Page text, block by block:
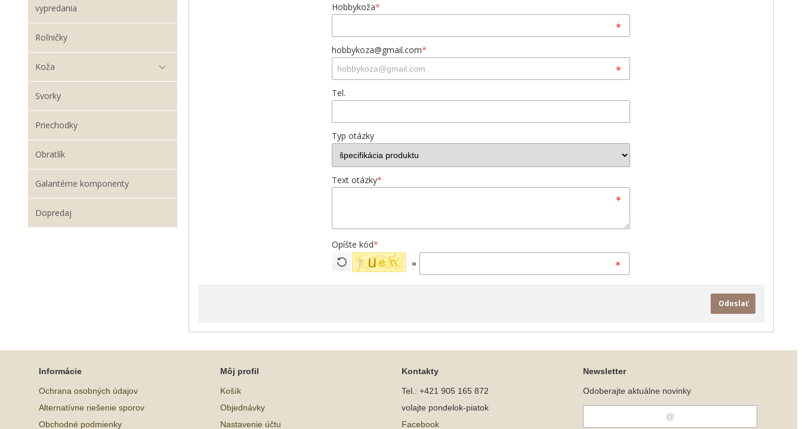
vypredania
Roľničky
Koža
Svorky
Priechodky
Obratlík
Galantérne komponenty
Dopredaj
Hobbykoža*
hobbykoza@gmail.com*
Tel.
Typ otázky
Text otázky*
Opíšte kód*
»
Odoslať
Informácie
Ochrana osobných údajov
Alternatívne riešenie sporov
Obchodné podmienky
Môj profil
Košík
Objednávky
Nastavenie účtu
Kontakty
Tel.: +421 905 165 872
volajte pondelok-piatok
Facebook
Newsletter
Odoberajte aktuálne novinky